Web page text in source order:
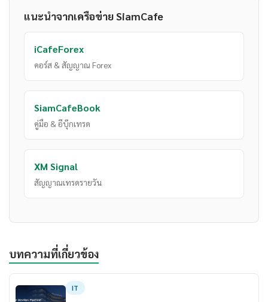
แนะนำจากเครือข่าย SiamCafe
iCafeForex
คอร์ส & สัญญาณ Forex
SiamCafeBook
คู่มือ & อีบุ๊กเทรด
XM Signal
สัญญาณเทรดรายวัน
บทความที่เกี่ยวข้อง
IT